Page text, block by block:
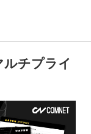
チプライ